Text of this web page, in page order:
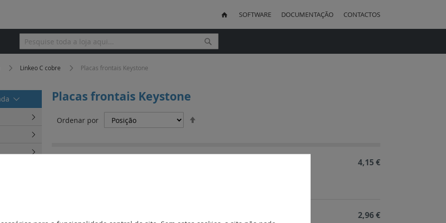
SOFTWARE DOCUMENTAÇÃO CONTACTOS
Pesquisa Pesquisa
Linkeo C cobre Placas frontais Keystone
Placas frontais Keystone
Ordenar por
4,15 €
2,96 €